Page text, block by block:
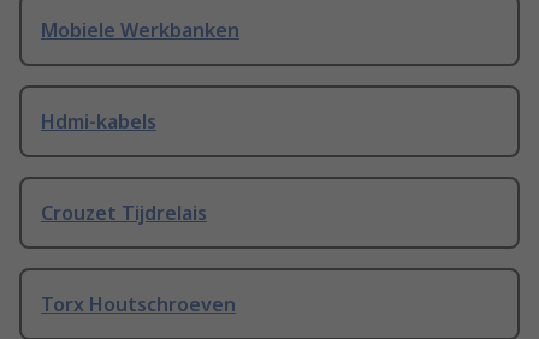
Mobiele Werkbanken
Hdmi-kabels
Crouzet Tijdrelais
Torx Houtschroeven